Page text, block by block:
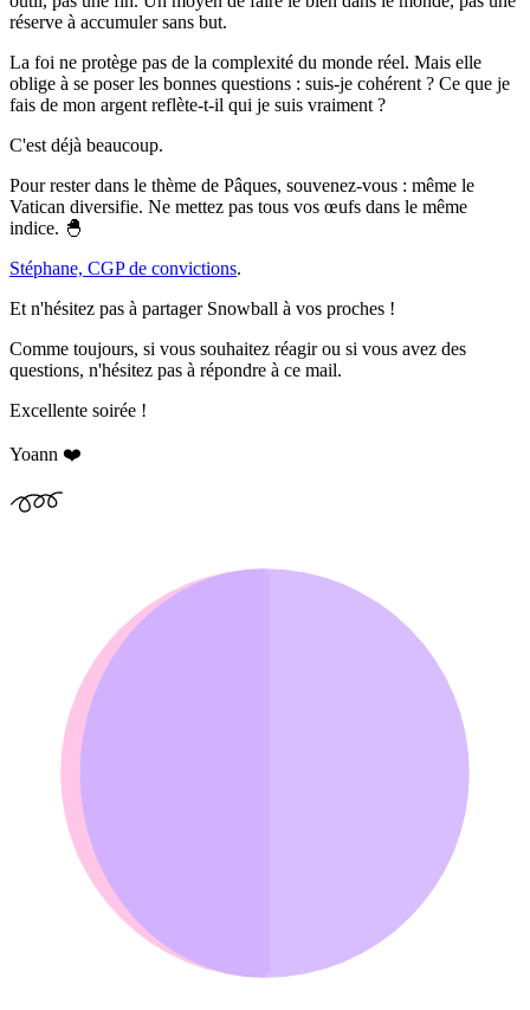
réserve à accumuler sans but.
La foi ne protège pas de la complexité du monde réel. Mais elle
oblige à se poser les bonnes questions : suis-je cohérent ? Ce que je
fais de mon argent reflète-t-il qui je suis vraiment ?
C'est déjà beaucoup.
Pour rester dans le thème de Pâques, souvenez-vous : même le
Vatican diversifie. Ne mettez pas tous vos œufs dans le même
indice. 🐣
Stéphane, CGP de convictions.
Et n'hésitez pas à partager Snowball à vos proches !
Comme toujours, si vous souhaitez réagir ou si vous avez des
questions, n'hésitez pas à répondre à ce mail.
Excellente soirée !
Yoann ❤️